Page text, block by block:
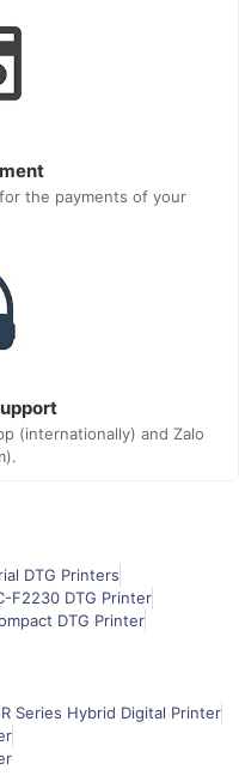
the payments of your
(internationally) and Zalo
DTG Printers
F2230 DTG Printer
DTG Printer
Series Hybrid Digital Printer